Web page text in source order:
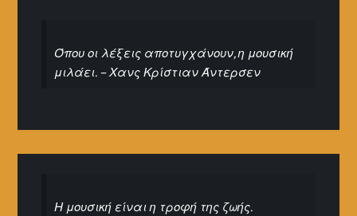
Όπου οι λέξεις αποτυγχάνουν, η μουσική
μιλάει. – Χανς Κρίστιαν Άντερσεν
Η μουσική είναι η τροφή της ζωής.